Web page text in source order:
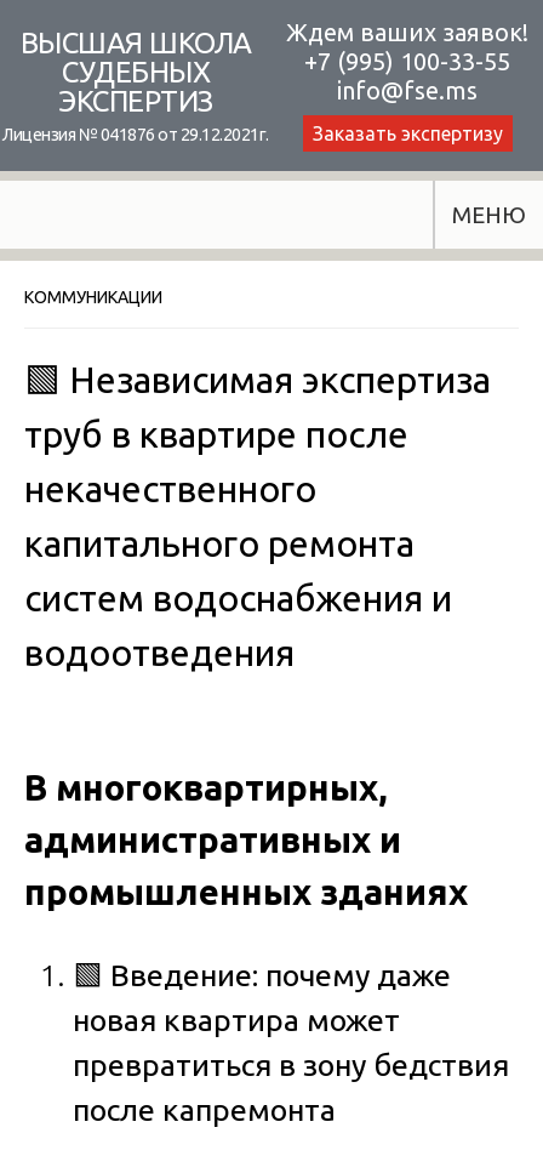
content
ВЫСШАЯ ШКОЛА
СУДЕБНЫХ
ЭКСПЕРТИЗ
Лицензия № 041876 от 29.12.2021г.
Ждем ваших заявок!
+7 (995) 100-33-55
info@fse.ms
Заказать экспертизу
МЕНЮ
КОММУНИКАЦИИ
🟩 Независимая экспертиза
труб в квартире после
некачественного
капитального ремонта
систем водоснабжения и
водоотведения
В многоквартирных,
административных и
промышленных зданиях
🟩 Введение: почему даже
новая квартира может
превратиться в зону бедствия
после капремонта